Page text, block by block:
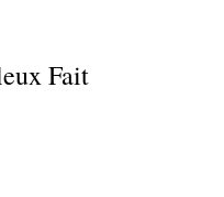
Fait